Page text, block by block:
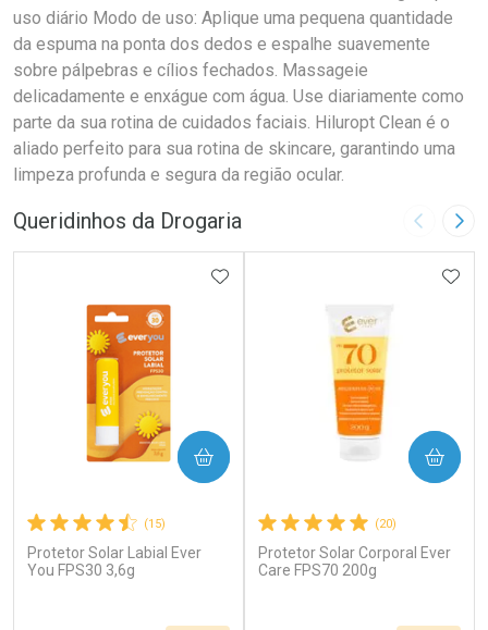
uso diário Modo de uso: Aplique uma pequena quantidade
da espuma na ponta dos dedos e espalhe suavemente
sobre pálpebras e cílios fechados. Massageie
delicadamente e enxágue com água. Use diariamente como
parte da sua rotina de cuidados faciais. Hiluropt Clean é o
aliado perfeito para sua rotina de skincare, garantindo uma
limpeza profunda e segura da região ocular.
Queridinhos da Drogaria Imagem
(15)
Protetor Solar Labial Ever
You FPS30 3,6g
ADICIONAR AOS FAVORITOS
COMPRAR
(20)
Protetor Solar Corporal Ever
Care FPS70 200g
COMPRAR